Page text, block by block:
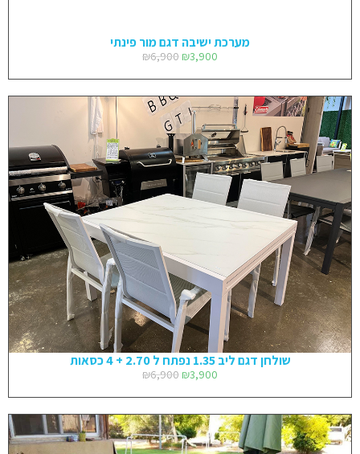
מערכת ישיבה דגם מור פינתי
₪6,900 ₪3,900
שולחן דגם ליב 1.35 נפתח ל 2.70 + 4 כסאות
₪6,900 ₪3,900